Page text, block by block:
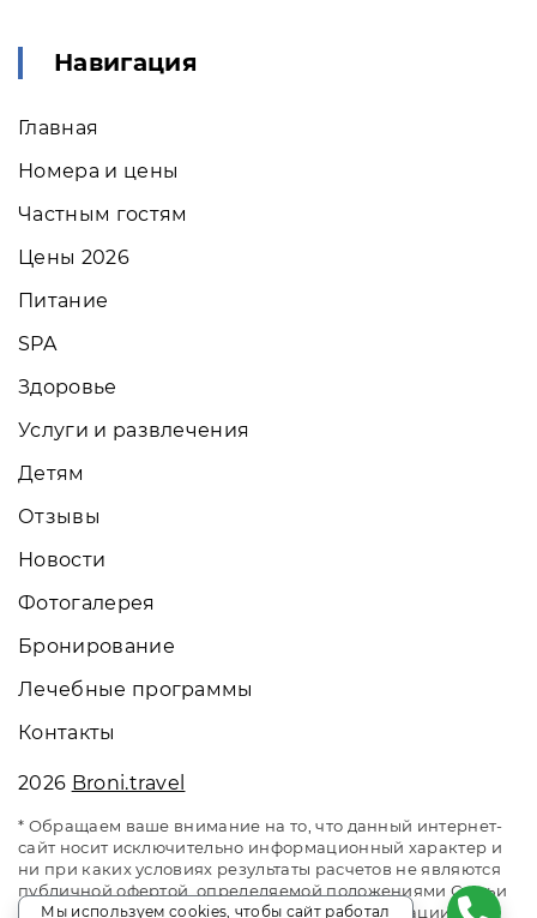
Навигация
Главная
Номера и цены
Частным гостям
Цены 2026
Питание
SPA
Здоровье
Услуги и развлечения
Детям
Отзывы
Новости
Фотогалерея
Бронирование
Лечебные программы
Контакты
2026 Broni.travel
* Обращаем ваше внимание на то, что данный интернет-
сайт носит исключительно информационный характер и
ни при каких условиях результаты расчетов не являются
публичной офертой, определяемой положениями Статьи
437 Гражданского кодекса Российской Федерации. За
Мы используем cookies, чтобы сайт работал